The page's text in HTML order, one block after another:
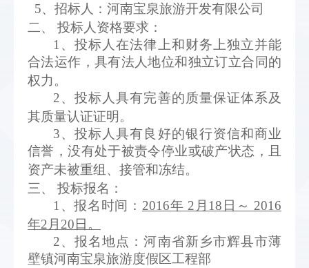
5、招标人：河南宝泉旅游开发有限公司
二、
投标人资格要求：
1 、投标人在法律上和财务上独立并能
合法运作，具有法人地位和独立订立合同的
权力。
2、投标人具有完善的质量保证体系及
其质量认证证明。
3、投标人具有良好的银行资信和商业
信誉，没有处于被责令停业或破产状态，且
资产未被重组、接管和冻结。
三、
投标报名：
1 、报名时间： 2016年 2月18日～ 2016
年2月20 日。
2、报名地点：河南省新乡市辉县市薄
壁镇河南宝泉旅游度假区工程部